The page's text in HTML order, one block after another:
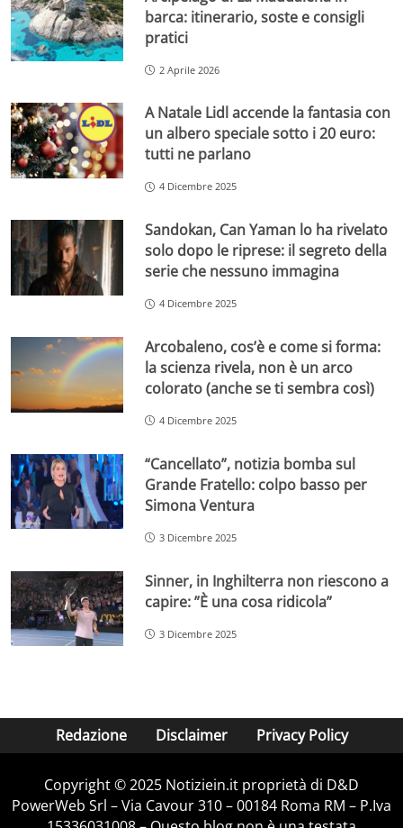
barca: itinerario, soste e consigli
pratici
2 Aprile 2026
A Natale Lidl accende la fantasia con
un albero speciale sotto i 20 euro:
tutti ne parlano
4 Dicembre 2025
Sandokan, Can Yaman lo ha rivelato
solo dopo le riprese: il segreto della
serie che nessuno immagina
4 Dicembre 2025
Arcobaleno, cos’è e come si forma:
la scienza rivela, non è un arco
colorato (anche se ti sembra così)
4 Dicembre 2025
“Cancellato”, notizia bomba sul
Grande Fratello: colpo basso per
Simona Ventura
3 Dicembre 2025
Sinner, in Inghilterra non riescono a
capire: ”È una cosa ridicola”
3 Dicembre 2025
Redazione Disclaimer Privacy Policy
Copyright © 2025 Notiziein.it proprietà di D&D
PowerWeb Srl – Via Cavour 310 – 00184 Roma RM – P.Iva